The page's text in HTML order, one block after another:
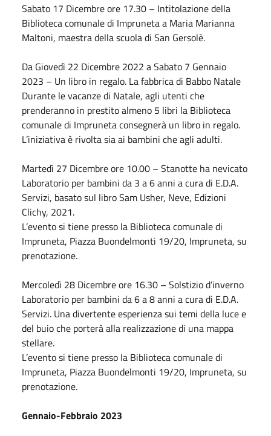
Sabato 17 Dicembreore 17.30 – Intitolazione della
Biblioteca comunale di Impruneta a Maria Marianna
Maltoni, maestra della scuola di San Gersolè.
Da Giovedì 22 Dicembre 2022 aSabato 7 Gennaio
2023 – Un libro in regalo. La fabbrica di Babbo Natale
Durante le vacanze di Natale, agli utenti che
prenderanno in prestito almeno 5 libri la Biblioteca
comunale di Impruneta consegnerà un libro in regalo.
L’iniziativa è rivolta sia ai bambini che agli adulti.
Martedì 27 Dicembreore 10.00 – Stanotte ha nevicato
Laboratorio per bambini da 3 a 6 anni a cura di E.D.A.
Servizi, basato sul libro Sam Usher, Neve, Edizioni
Clichy, 2021.
L’evento si tiene presso la Biblioteca comunale di
Impruneta, Piazza Buondelmonti 19/20, Impruneta, su
prenotazione.
Mercoledì 28 Dicembreore 16.30 – Solstizio d’inverno
Laboratorio per bambini da 6 a 8 anni a cura di E.D.A.
Servizi. Una divertente esperienza sui temi della luce e
del buio che porterà alla realizzazione di una mappa
stellare.
L’evento si tiene presso la Biblioteca comunale di
Impruneta, Piazza Buondelmonti 19/20, Impruneta, su
prenotazione.
Gennaio-Febbraio 2023